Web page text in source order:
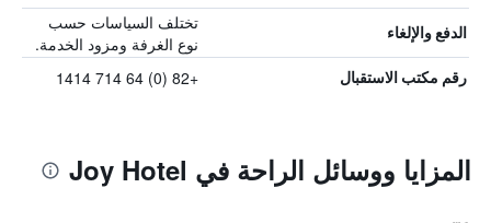
الدفع والإلغاء
تختلف السياسات حسب
نوع الغرفة ومزود الخدمة.
رقم مكتب الاستقبال +82 (0) 64 714 1414
المزايا ووسائل الراحة في Joy Hotel